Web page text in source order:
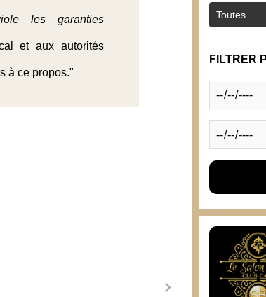
les garanties
et aux autorités
à ce propos."
FILTRER